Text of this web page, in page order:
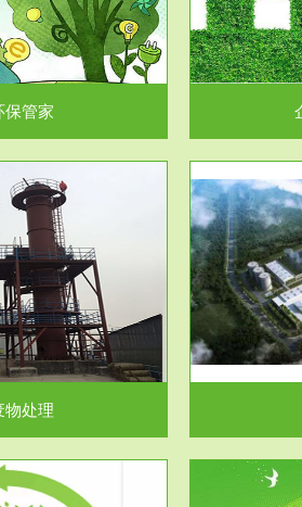
保管家
保执法情况的一个重要依
要性及合规性...
固体废物解
物处理
服务范围
固废处理
事的市政废物处理业务包
物的处理处...
工作
【检测评价